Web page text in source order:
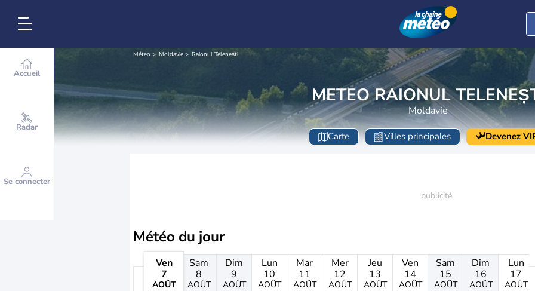
Accueil
Radar
Se connecter
Météo Moldavie Raionul Telenești
METEO RAIONUL
Moldavie
Carte Villes principales Devenez
Météo du jour
Ven
7
AOÛT
Sam
8
AOÛT
Dim
9
AOÛT
Lun
10
AOÛT
Mar
11
AOÛT
Mer
12
AOÛT
Jeu
13
AOÛT
Ven
14
AOÛT
Sam
15
AOÛT
Dim
16
AOÛT
Lun
17
AOÛT